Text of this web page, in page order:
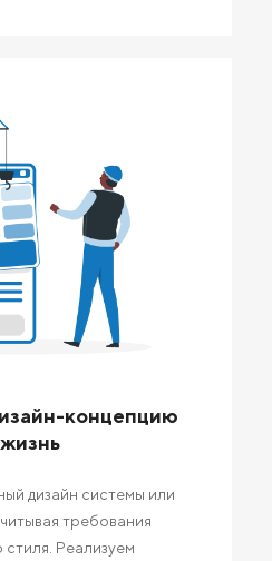
концепцию
дизайн системы или
требования
Реализуем